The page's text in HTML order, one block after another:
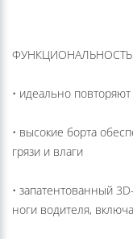
• идеально
• высокие борта
грязи и влаги
• запатентованный
ноги водителя,